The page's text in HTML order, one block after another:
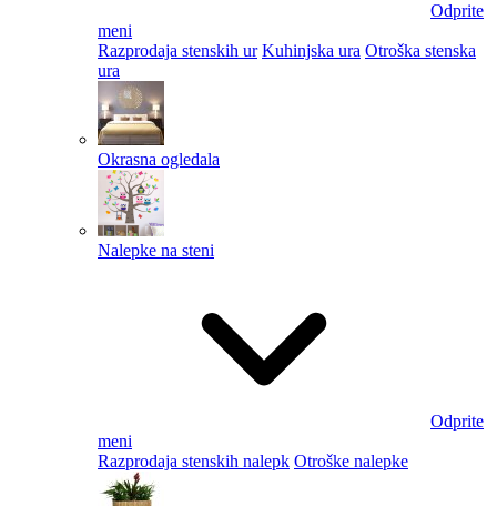
Odprite
meni
Razprodaja stenskih ur Kuhinjska ura Otroška stenska
ura
Okrasna ogledala
Nalepke na steni
Odprite
meni
Razprodaja stenskih nalepk Otroške nalepke